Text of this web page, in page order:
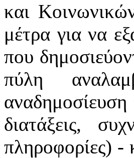
και
μέτρα για να
που
πύλη
διατάξεις,
πληροφορίες) -